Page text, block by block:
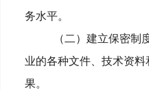
务水平。
（二）建立保密
业的各种文件、技术资
果。